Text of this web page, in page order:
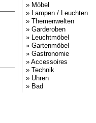
» Möbel
» Lampen / Leuchten
» Themenwelten
» Garderoben
» Leuchtmöbel
» Gartenmöbel
» Gastronomie
» Accessoires
» Technik
» Uhren
» Bad